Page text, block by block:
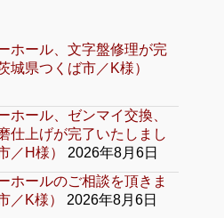
ホール、文字盤修理が完
城県つくば市／K様）
ホール、ゼンマイ交換、
仕上げが完了いたしまし
／H様）
2026年8月6日
ホールのご相談を頂きま
／K様）
2026年8月6日